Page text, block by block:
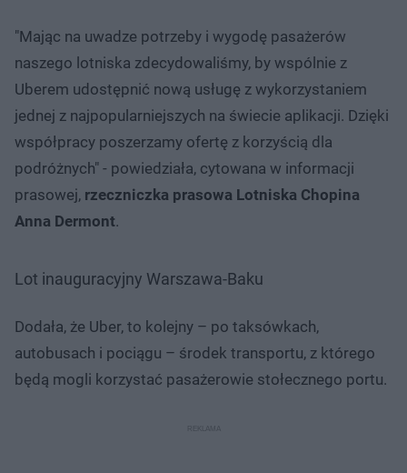
"Mając na uwadze potrzeby i wygodę pasażerów
naszego lotniska zdecydowaliśmy, by wspólnie z
Uberem udostępnić nową usługę z wykorzystaniem
jednej z najpopularniejszych na świecie aplikacji. Dzięki
współpracy poszerzamy ofertę z korzyścią dla
podróżnych" - powiedziała, cytowana w informacji
prasowej, rzeczniczka prasowa Lotniska Chopina
Anna Dermont.
Lot inauguracyjny Warszawa-Baku
Dodała, że Uber, to kolejny – po taksówkach,
autobusach i pociągu – środek transportu, z którego
będą mogli korzystać pasażerowie stołecznego portu.